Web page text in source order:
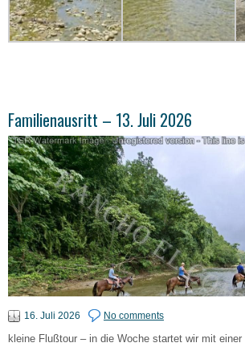
Familienausritt – 13. Juli 2026
16. Juli 2026 No comments
kleine Flußtour – in die Woche startet wir mit